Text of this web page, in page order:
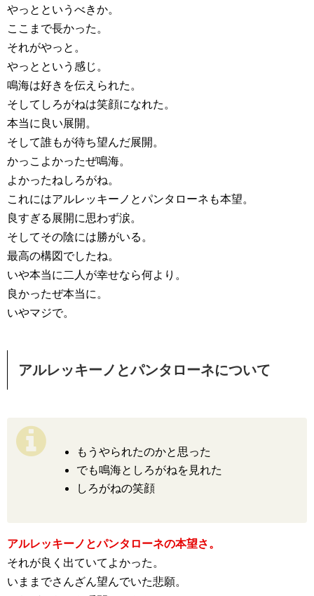
やっとというべきか。
ここまで長かった。
それがやっと。
やっとという感じ。
鳴海は好きを伝えられた。
そしてしろがねは笑顔になれた。
本当に良い展開。
そして誰もが待ち望んだ展開。
かっこよかったぜ鳴海。
よかったねしろがね。
これにはアルレッキーノとパンタローネも本望。
良すぎる展開に思わず涙。
そしてその陰には勝がいる。
最高の構図でしたね。
いや本当に二人が幸せなら何より。
良かったぜ本当に。
いやマジで。
アルレッキーノとパンタローネについて
もうやられたのかと思った
でも鳴海としろがねを見れた
しろがねの笑顔
アルレッキーノとパンタローネの本望さ。
それが良く出ていてよかった。
いままでさんざん望んでいた悲願。